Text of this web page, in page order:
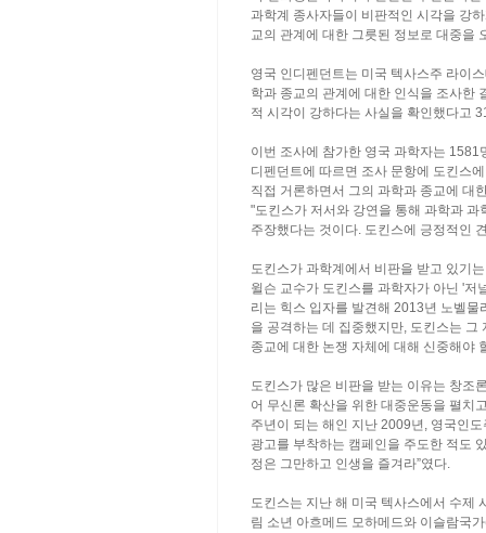
과학계 종사자들이 비판적인 시각을 강
교의 관계에 대한 그릇된 정보로 대중을
영국 인디펜던트는 미국 텍사스주 라이
학과 종교의 관계에 대한 인식을 조사한
적 시각이 강하다는 사실을 확인했다고
이번 조사에 참가한 영국 과학자는
디펜던트에 따르면 조사 문항에 도킨스
직접 거론하면서 그의 과학과 종교에 대
"도킨스가 저서와 강연을 통해 과학과
주장했다는 것이다. 도킨스에 긍정적인
도킨스가 과학계에서 비판을 받고 있기
윌슨 교수가 도킨스를 과학자가 아닌 '저
리는 힉스 입자를 발견해 2013년 노벨
을 공격하는 데 집중했지만, 도킨스는
종교에 대한 논쟁 자체에 대해 신중해야
도킨스가 많은 비판을 받는 이유는 창조
어 무신론 확산을 위한 대중운동을 펼치
주년이 되는 해인 지난 2009년, 영국인
광고를 부착하는 캠페인을 주도한 적도
정은 그만하고 인생을 즐겨라”였다.
도킨스는 지난 해 미국 텍사스에서 수제
림 소년 아흐메드 모하메드와 이슬람국